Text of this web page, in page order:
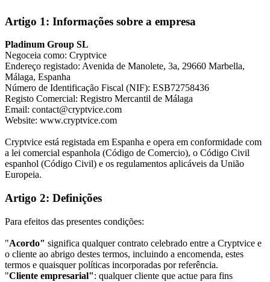
Artigo 1: Informações sobre a empresa
Pladinum Group SL
Negoceia como: Cryptvice
Endereço registado: Avenida de Manolete, 3a, 29660 Marbella,
Málaga, Espanha
Número de Identificação Fiscal (NIF): ESB72758436
Registo Comercial: Registro Mercantil de Málaga
Email: contact@cryptvice.com
Website: www.cryptvice.com
Cryptvice está registada em Espanha e opera em conformidade com
a lei comercial espanhola (Código de Comercio), o Código Civil
espanhol (Código Civil) e os regulamentos aplicáveis da União
Europeia.
Artigo 2: Definições
Para efeitos das presentes condições:
"Acordo" significa qualquer contrato celebrado entre a Cryptvice e
o cliente ao abrigo destes termos, incluindo a encomenda, estes
termos e quaisquer políticas incorporadas por referência.
"Cliente empresarial": qualquer cliente que actue para fins